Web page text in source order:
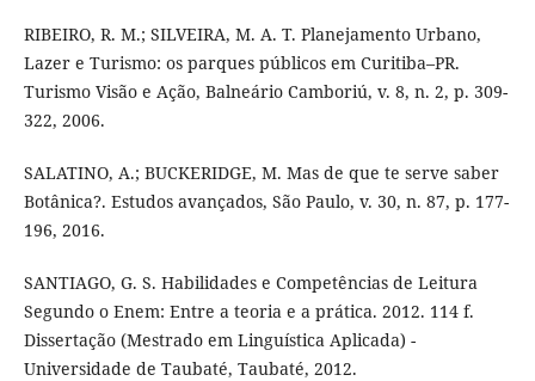
RIBEIRO, R. M.; SILVEIRA, M. A. T. Planejamento Urbano,
Lazer e Turismo: os parques públicos em Curitiba–PR.
Turismo Visão e Ação, Balneário Camboriú, v. 8, n. 2, p. 309-
322, 2006.
SALATINO, A.; BUCKERIDGE, M. Mas de que te serve saber
Botânica?. Estudos avançados, São Paulo, v. 30, n. 87, p. 177-
196, 2016.
SANTIAGO, G. S. Habilidades e Competências de Leitura
Segundo o Enem: Entre a teoria e a prática. 2012. 114 f.
Dissertação (Mestrado em Linguística Aplicada) -
Universidade de Taubaté, Taubaté, 2012.